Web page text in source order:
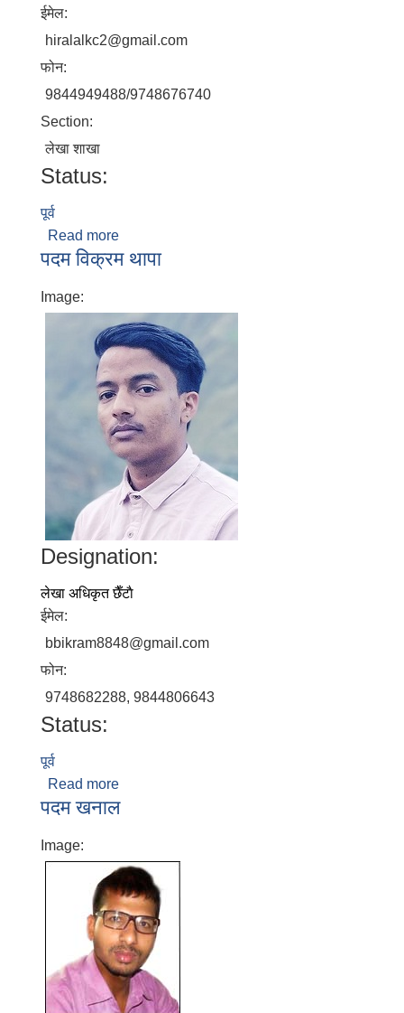
ईमेल:
hiralalkc2@gmail.com
फोन:
9844949488/9748676740
Section:
लेखा शाखा
Status:
पूर्व
Read more
पदम विक्रम थापा
Image:
Designation:
लेखा अधिकृत छैँटाै
ईमेल:
bbikram8848@gmail.com
फोन:
9748682288, 9844806643
Status:
पूर्व
Read more
पदम खनाल
Image: